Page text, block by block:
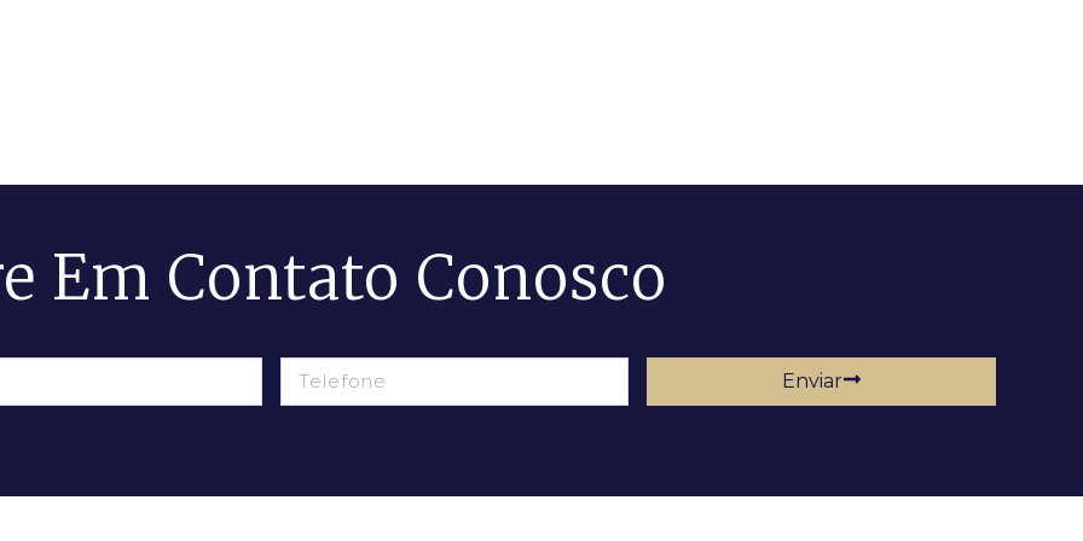
Em Contato Conosco
Enviar